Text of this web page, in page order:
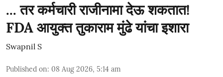
... तर कर्मचारी राजीनामा देऊ शकतात!
FDA आयुक्त तुकाराम मुंढे यांचा इशारा
Swapnil S
Published on: 08 Aug 2026, 5:14 am